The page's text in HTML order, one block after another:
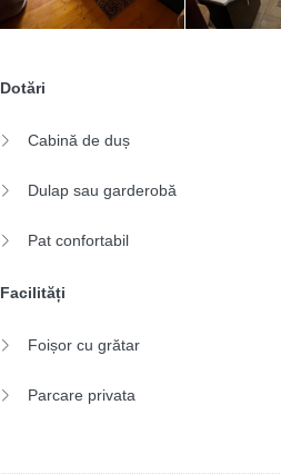
Dotări
Cabină de duș
Dulap sau garderobă
Pat confortabil
Facilități
Foișor cu grătar
Parcare privata